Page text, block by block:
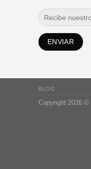
BLOG
Copyright 2026 ©